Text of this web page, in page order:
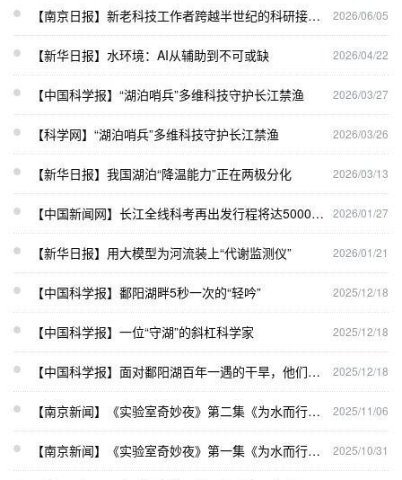
2026/06/05
【南京日报】新老科技工作者跨越半世纪的科研接力：一个为城市编“专著” 一个给地球算“碳账”
2026/04/22
【新华日报】水环境：AI从辅助到不可或缺
2026/03/27
【中国科学报】“湖泊哨兵”多维科技守护长江禁渔
2026/03/26
【科学网】“湖泊哨兵”多维科技守护长江禁渔
2026/03/13
【新华日报】我国湖泊“降温能力”正在两极分化
2026/01/27
【中国新闻网】长江全线科考再出发行程将达5000余公里
2026/01/21
【新华日报】用大模型为河流装上“代谢监测仪”
2025/12/18
【中国科学报】 鄱阳湖畔5秒一次的“轻吟”
2025/12/18
【中国科学报】一位“守湖”的斜杠科学家
2025/12/18
【中国科学报】 面对鄱阳湖百年一遇的干旱，他们的分析给大家吃下定心丸
2025/11/06
【南京新闻】《实验室奇妙夜》第二集《为水而行：解读湖泊的生命密码》（下）
2025/10/31
【南京新闻】《实验室奇妙夜》第一集《为水而行：解读湖泊的生命密码》（上）